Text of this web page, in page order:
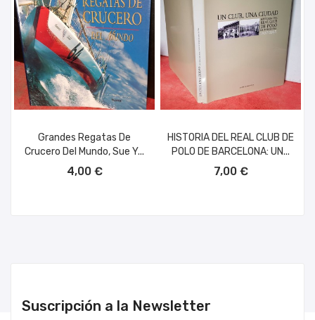
Grandes Regatas De
Crucero Del Mundo, Sue Y...
4,00 €
HISTORIA DEL REAL CLUB DE
POLO DE BARCELONA: UN...
7,00 €
Suscripción a la Newsletter